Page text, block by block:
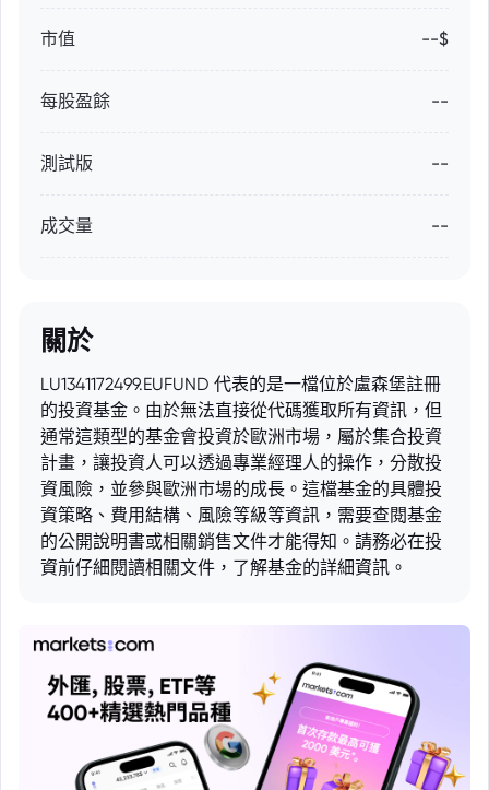
市值 --$
每股盈餘 --
測試版 --
成交量 --
關於
LU1341172499.EUFUND 代表的是一檔位於盧森堡註冊
的投資基金。由於無法直接從代碼獲取所有資訊，但
通常這類型的基金會投資於歐洲市場，屬於集合投資
計畫，讓投資人可以透過專業經理人的操作，分散投
資風險，並參與歐洲市場的成長。這檔基金的具體投
資策略、費用結構、風險等級等資訊，需要查閱基金
的公開說明書或相關銷售文件才能得知。請務必在投
資前仔細閱讀相關文件，了解基金的詳細資訊。